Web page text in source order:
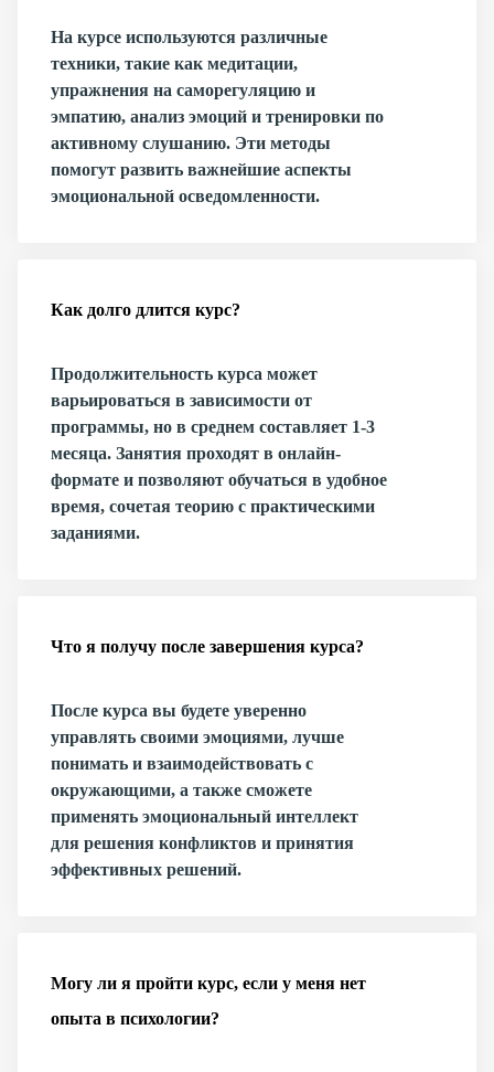
На курсе используются различные
техники, такие как медитации,
упражнения на саморегуляцию и
эмпатию, анализ эмоций и тренировки по
активному слушанию. Эти методы
помогут развить важнейшие аспекты
эмоциональной осведомленности.
Как долго длится курс?
Продолжительность курса может
варьироваться в зависимости от
программы, но в среднем составляет 1-3
месяца. Занятия проходят в онлайн-
формате и позволяют обучаться в удобное
время, сочетая теорию с практическими
заданиями.
Что я получу после завершения курса?
После курса вы будете уверенно
управлять своими эмоциями, лучше
понимать и взаимодействовать с
окружающими, а также сможете
применять эмоциональный интеллект
для решения конфликтов и принятия
эффективных решений.
Могу ли я пройти курс, если у меня нет
опыта в психологии?